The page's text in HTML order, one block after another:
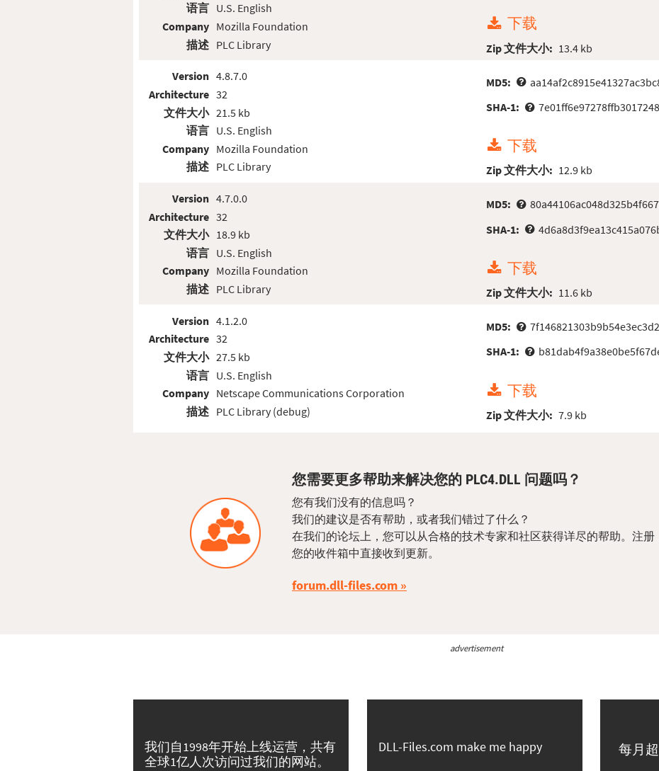
语言
Company
描述
U.S. English
Mozilla Foundation
PLC Library
下载
Zip 文件大小: 13.4 kb
Version
Architecture
文件大小
语言
Company
描述
4.8.7.0
32
21.5 kb
U.S. English
Mozilla Foundation
PLC Library
MD5:
SHA-1:
下载
Zip 文件大小: 12.9 kb
Version
Architecture
文件大小
语言
Company
描述
4.7.0.0
32
18.9 kb
U.S. English
Mozilla Foundation
PLC Library
MD5:
SHA-1:
下载
Zip 文件大小: 11.6 kb
Version
Architecture
文件大小
语言
Company
描述
4.1.2.0
32
27.5 kb
U.S. English
Netscape Communications Corporation
PLC Library (debug)
MD5:
SHA-1:
下载
Zip 文件大小: 7.9 kb
您需要更多帮助来解决您的 PLC4.DLL 问题吗？
您有我们没有的信息吗？
我们的建议是否有帮助，或者我们错过了什么？
在我们的论坛上，您可以从合格的技术专家和社区获得详尽的帮助。注
您的收件箱中直接收到更新。
forum.dll-files.com
advertisement
我们自1998年开始上线运营，共有
全球1亿人次访问过我们的网站。
DLL-Files.com make me happy 每月